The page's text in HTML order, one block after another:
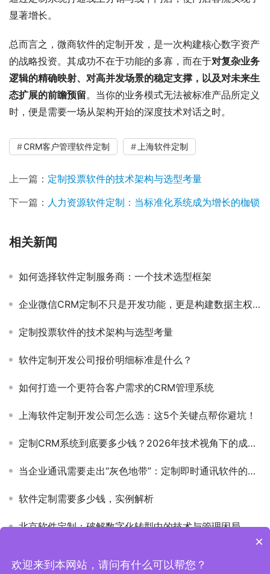
显著增长。
总而言之，微商软件的定制开发，是一次构建核心数字资产
的战略投资。其成功不在于功能的多寡，而在于对复杂业务
逻辑的精确映射、对高并发场景的稳定支撑，以及对未来生
态扩展的前瞻预留。当你的业务模式无法被标准产品所定义
时，便是需要一场从架构开始的深度技术对话之时。
CRM客户管理软件定制 上海软件定制
上一篇： 定制投票软件的技术架构与选型考量
下一篇： 人力资源软件定制：当标准化系统成为增长的枷锁
相关新闻
如何选择软件定制服务商：一个技术选型框架
企业微信CRM定制不只是开发功能，更是构建数据主权与业务协同的底层能力
定制投票软件的技术架构与选型考量
软件定制开发公司报价明细标准是什么？
如何打造一个更符合客户需求的CRM管理系统
上海软件定制开发公司怎么选：这5个关键点帮你避坑！
定制CRM系统到底要多少钱？2026年技术视角下的成本拆解与决策框架
当企业通讯需要走出“灰色地带”：定制即时通讯软件的架构思考
软件定制需要多少钱，实例解析
北京软件定制：破解数字化转型中的技术与管理困局
×
欢迎来到本网站，请问有什么可以帮您？